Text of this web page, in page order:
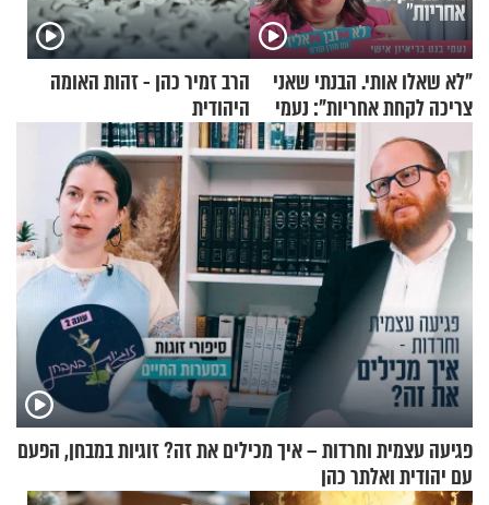
"לא שאלו אותי. הבנתי שאני
צריכה לקחת אחריות": נעמי
בנט בריאיון אישי
הרב זמיר כהן - זהות האומה
היהודית
פגיעה עצמית וחרדות – איך מכילים את זה? זוגיות במבחן, הפעם
עם יהודית ואלתר כהן